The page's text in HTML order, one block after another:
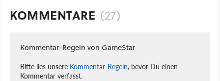
KOMMENTARE (27)
Kommentar-Regeln von GameStar
Bitte lies unsere Kommentar-Regeln, bevor Du einen
Kommentar verfasst.